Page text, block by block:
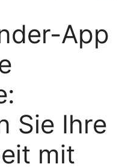
App
Sie Ihre
mit